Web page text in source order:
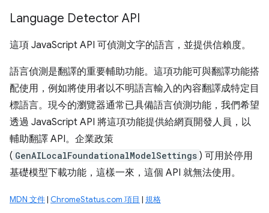
Language Detector API
這項 JavaScript API 可偵測文字的語言，並提供信賴度。
語言偵測是翻譯的重要輔助功能。這項功能可與翻譯功能搭
配使用，例如將使用者以不明語言輸入的內容翻譯成特定目
標語言。現今的瀏覽器通常已具備語言偵測功能，我們希望
透過 JavaScript API 將這項功能提供給網頁開發人員，以
輔助翻譯 API。企業政策
( GenAILocalFoundationalModelSettings ) 可用於停用
基礎模型下載功能，這樣一來，這個 API 就無法使用。
MDN 文件| ChromeStatus.com 項目 | 規格